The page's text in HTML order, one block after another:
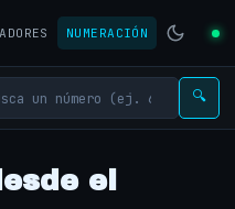
NUMERACIÓN
🔍
el